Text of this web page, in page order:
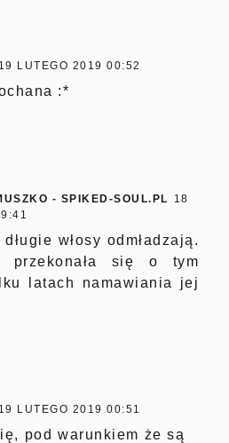
19 LUTEGO 2019 00:52
:*
- SPIKED-SOUL.PL
18
włosy odmładzają.
przekonała się o tym
latach namawiania jej
19 LUTEGO 2019 00:51
pod warunkiem że są